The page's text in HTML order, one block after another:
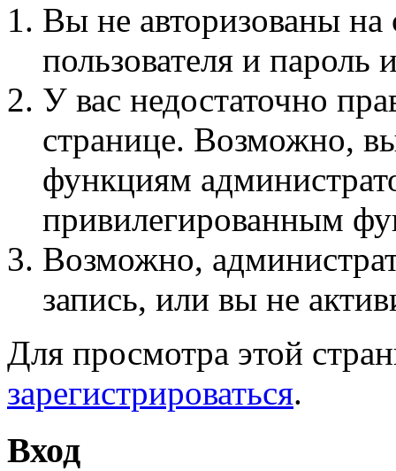
Вы не авторизованы на
пользователя и пароль
У вас недостаточно
странице. Возможно,
функциям
привилегированным
Возможно,
запись, или вы не
Для просмотра этой
зарегистрироваться.
Вход